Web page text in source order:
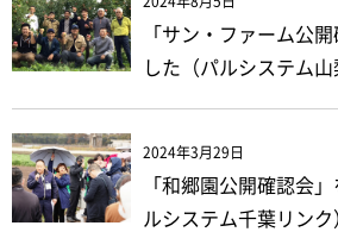
「サン・ファーム公
した（パルシステム山
2024年3月29日
「和郷園公開確認会
ルシステム千葉リンク